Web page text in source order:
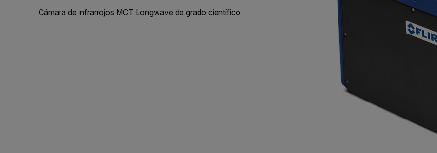
Cámara de infrarrojos MCT Longwave de grado científico